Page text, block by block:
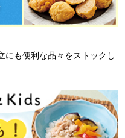
にも便利な品々をストックし